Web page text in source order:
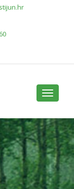
Toggle